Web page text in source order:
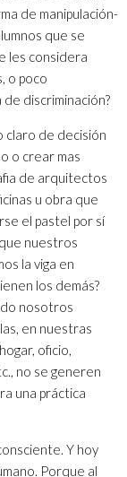
de manipulación-
que se
les considera
o poco
discriminación?
claro de decisión
o crear mas
de arquitectos
u obra que
el pastel por sí
nuestros
la viga en
los demás?
nosotros
en nuestras
oficio,
no se generen
una práctica
Y hoy
Porque al